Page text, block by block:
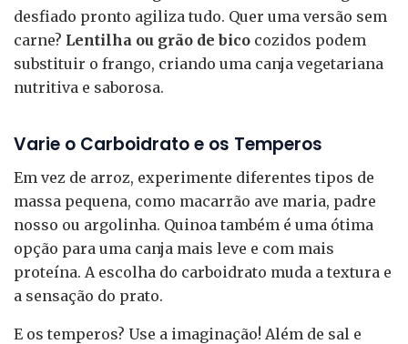
desfiado pronto agiliza tudo. Quer uma versão sem
carne? Lentilha ou grão de bico cozidos podem
substituir o frango, criando uma canja vegetariana
nutritiva e saborosa.
Varie o Carboidrato e os Temperos
Em vez de arroz, experimente diferentes tipos de
massa pequena, como macarrão ave maria, padre
nosso ou argolinha. Quinoa também é uma ótima
opção para uma canja mais leve e com mais
proteína. A escolha do carboidrato muda a textura e
a sensação do prato.
E os temperos? Use a imaginação! Além de sal e